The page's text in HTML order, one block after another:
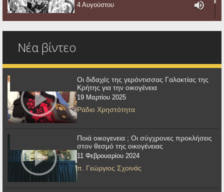
4 Αυγούστου
Νέα βίντεο
Οι διδαχές της γερόντισσας Γαλακτίας της
Κρήτης για την οικογένεια
19 Μαρτίου 2025
Ράδιο Χρηστότητα
Ποιά οικογενεια ; Οι σύγχρονες προκλήσεις
στον θεσμό της οικογένειας
11 Φεβρουαρίου 2024
π. Γεώργιος Σχοινάς